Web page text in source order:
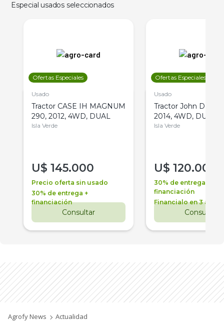
Especial usados seleccionados
Ofertas Especiales
Usado
Tractor CASE IH MAGNUM
290, 2012, 4WD, DUAL
Isla Verde
U$ 145.000
Precio oferta sin usado
30% de entrega +
financiación
Consultar
Ofertas Especiales
Usado
Tractor John Deere
2014, 4WD, DUAL
Isla Verde
U$ 120.000
30% de entrega +
financiación
Financialo en 3 años
Consultar
Agrofy News Actualidad